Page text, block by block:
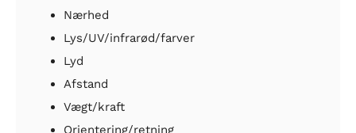
Nærhed
Lys/UV/infrarød/farver
Lyd
Afstand
Vægt/kraft
Orientering/retning